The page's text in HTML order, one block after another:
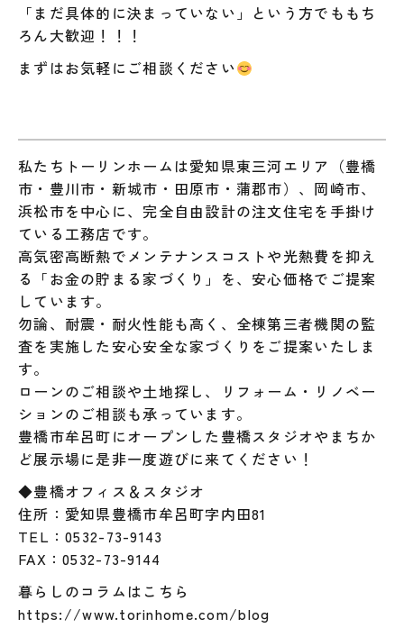
「まだ具体的に決まっていない」という方でももち
ろん大歓迎！！！
まずはお気軽にご相談ください
私たちトーリンホームは愛知県東三河エリア（豊橋
市・豊川市・新城市・田原市・蒲郡市）、岡崎市、
浜松市を中心に、完全自由設計の注文住宅を手掛け
ている工務店です。
高気密高断熱でメンテナンスコストや光熱費を抑え
る「お金の貯まる家づくり」を、安心価格でご提案
しています。
勿論、耐震・耐火性能も高く、全棟第三者機関の監
査を実施した安心安全な家づくりをご提案いたしま
す。
ローンのご相談や土地探し、リフォーム・リノベー
ションのご相談も承っています。
豊橋市牟呂町にオープンした豊橋スタジオやまちか
ど展示場に是非一度遊びに来てください！
◆豊橋オフィス＆スタジオ
住所：愛知県豊橋市牟呂町字内田81
TEL：0532-73-9143
FAX：0532-73-9144
暮らしのコラムはこちら
https://www.torinhome.com/blog